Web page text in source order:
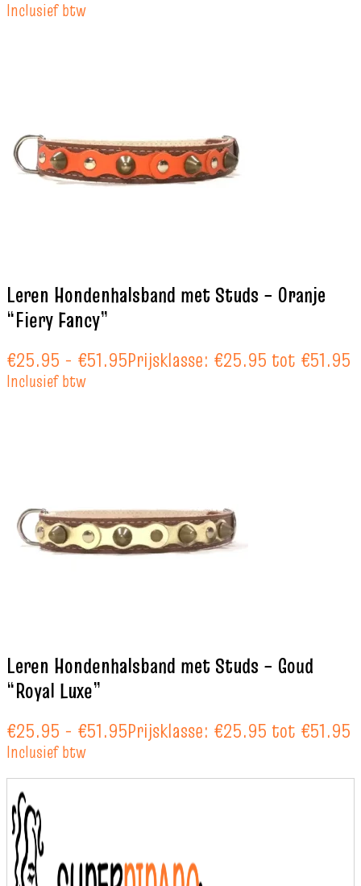
Inclusief btw
Leren Hondenhalsband met Studs – Oranje
“Fiery Fancy”
€25.95 - €51.95Prijsklasse: €25.95 tot €51.95
Inclusief btw
Leren Hondenhalsband met Studs – Goud
“Royal Luxe”
€25.95 - €51.95Prijsklasse: €25.95 tot €51.95
Inclusief btw